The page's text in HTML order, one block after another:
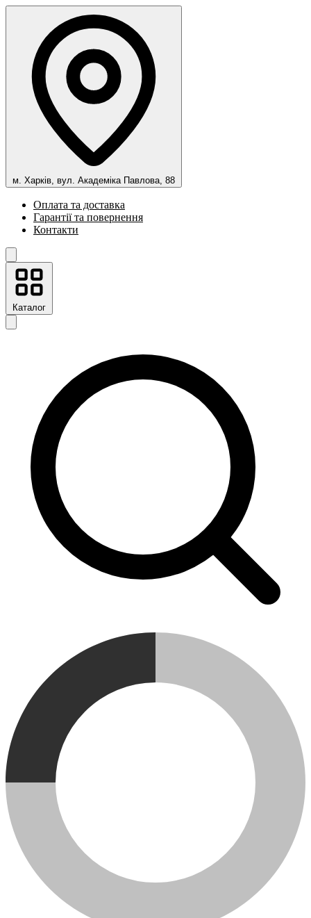
м. Харків, вул. Академіка Павлова, 88
Оплата та доставка
Гарантії та повернення
Контакти
Каталог